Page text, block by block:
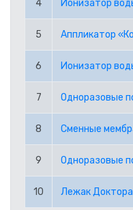
RUB РОССИЙСКИЙ РУБЛЬ
TRY ТУРЕЦКАЯ ЛИРА
USD АМЕРИКАНСКИЙ
4 Ионизатор
5 Аппликатор
6 Ионизатор
7 Одноразовые
8 Сменные
9 Одноразовые
10 Лежак Доктора